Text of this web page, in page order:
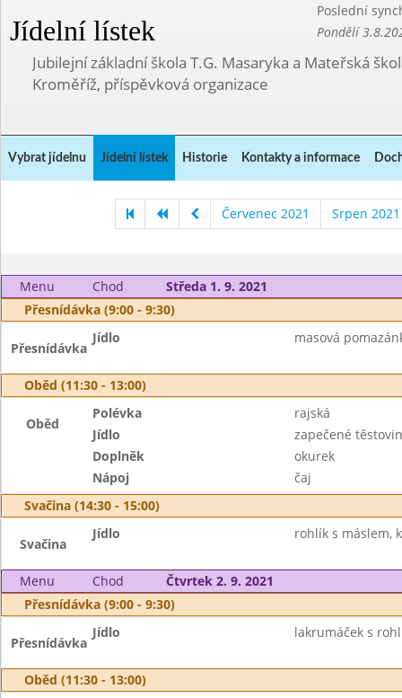
Jídelní lístek
Poslední
Pondělí
Jubilejní základní škola T.G. Masaryka a Mateřská
Kroměříž, příspěvková organizace
Vybrat jídelnu Jídelní lístek Historie Kontakty a informace
Červenec 2021 Srpen 2021
Menu Chod
Středa 1. 9. 2021
Přesnídávka (9:00 - 9:30)
Přesnídávka
Jídlo masová
Oběd (11:30 - 13:00)
Oběd
Polévka
rajská
Jídlo
zapečené
Doplněk
okurek
Nápoj
čaj
Svačina (14:30 - 15:00)
Svačina
Jídlo rohlík s máslem,
Menu Chod
Čtvrtek 2. 9. 2021
Přesnídávka (9:00 - 9:30)
Přesnídávka
Jídlo lakrumáček s
Oběd (11:30 - 13:00)